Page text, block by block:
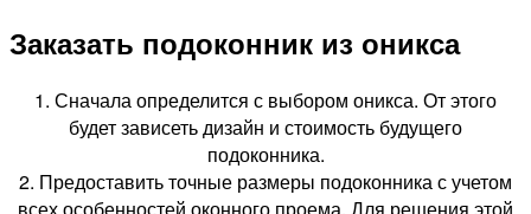
Заказать подоконник из оникса
1. Сначала определится с выбором оникса. От этого
будет зависеть дизайн и стоимость будущего
подоконника.
2. Предоставить точные размеры подоконника с учетом
всех особенностей оконного проема. Для решения этой